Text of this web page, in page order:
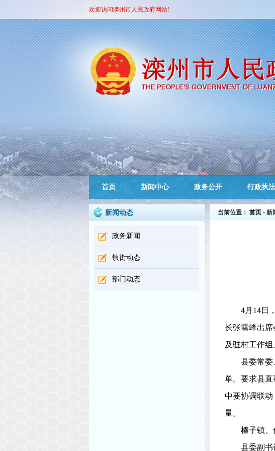
欢迎访问滦州市人民政府网站!
首页 新闻中心 政务公开 行政执
新闻动态
政务新闻
镇街动态
部门动态
当前位置： 首页 - 新
4月 14日
长张雪峰出席
及驻村工作组
县委常委
单。要求县
中要协调联
量。
榛子镇、
县委副书